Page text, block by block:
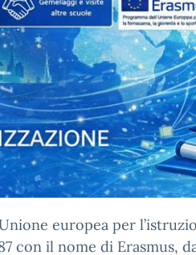
europea per
con il nome di Erasmus,